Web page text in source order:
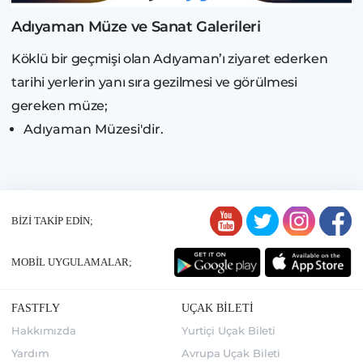
Adıyaman Müze ve Sanat Galerileri
Köklü bir geçmişi olan Adıyaman’ı ziyaret ederken
tarihi yerlerin yanı sıra gezilmesi ve görülmesi
gereken müze;
Adıyaman Müzesi'dir.
BİZİ TAKİP EDİN;
MOBİL UYGULAMALAR;
FASTFLY
Hakkımızda
Yardım
UÇAK BİLETİ
Yurtiçi Uçak Bileti
Avrupa Uçak Bileti